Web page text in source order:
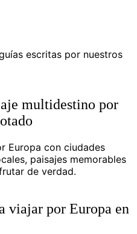
escritas por nuestros
multidestino por
Europa con ciudades
paisajes memorables
de verdad.
viajar por Europa en